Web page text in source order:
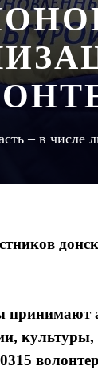
– в числе
принимают